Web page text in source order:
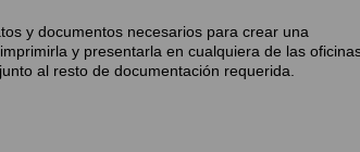
y documentos necesarios para crear una
y presentarla en cualquiera de las
al resto de documentación requerida.